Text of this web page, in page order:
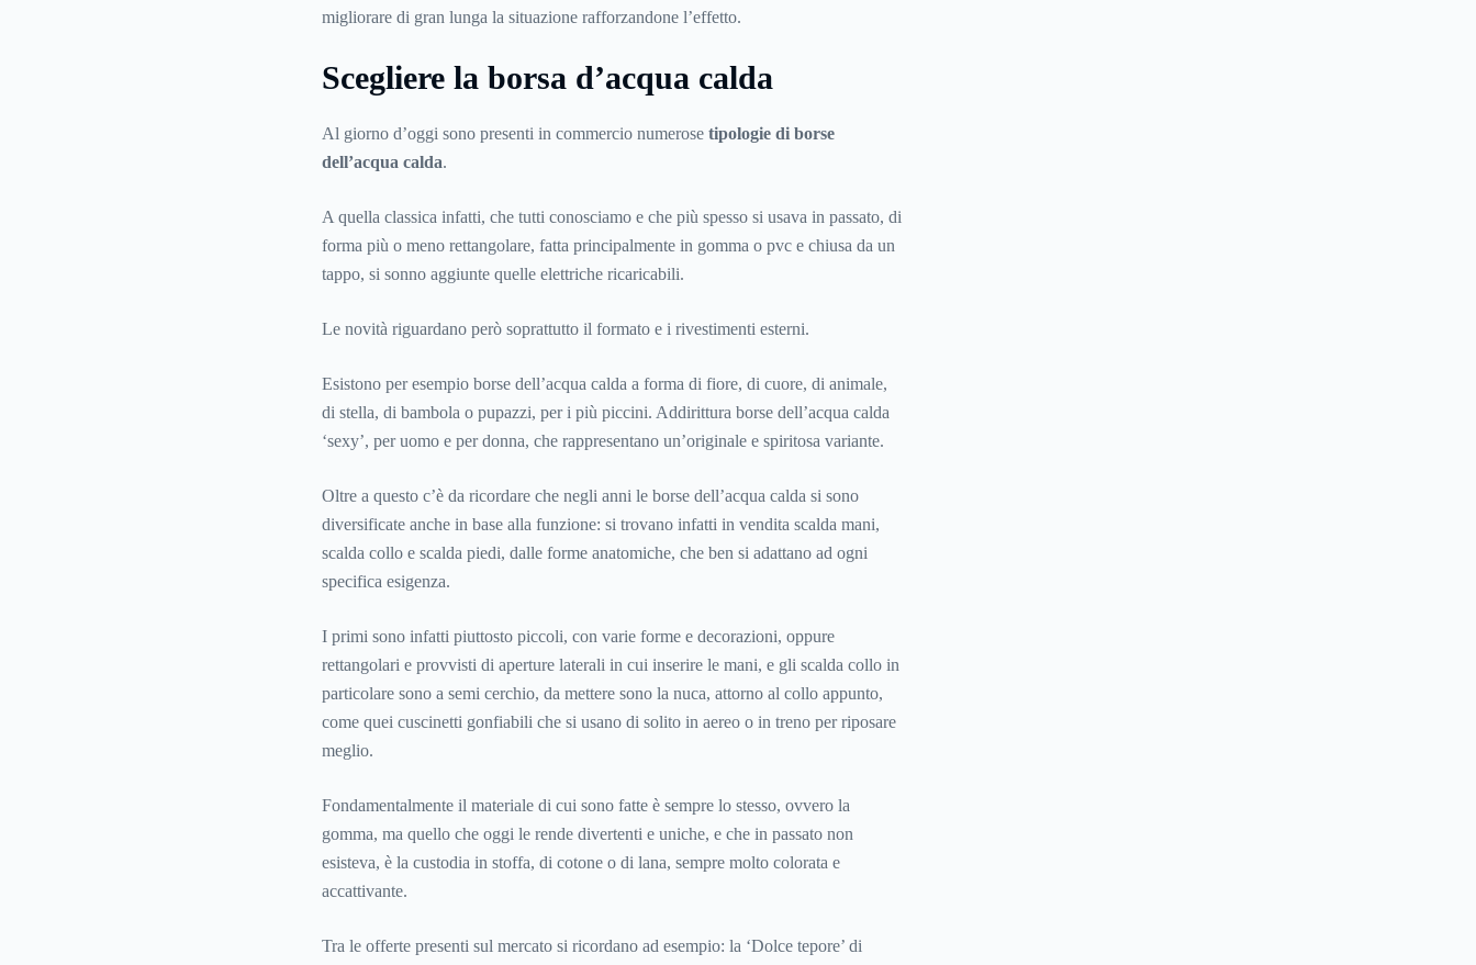
migliorare di gran lunga la situazione rafforzandone l’effetto.
Scegliere la borsa d’acqua calda
Al giorno d’oggi sono presenti in commercio numerose tipologie di borse
dell’acqua calda.
A quella classica infatti, che tutti conosciamo e che più spesso si usava in passato, di
forma più o meno rettangolare, fatta principalmente in gomma o pvc e chiusa da un
tappo, si sonno aggiunte quelle elettriche ricaricabili.
Le novità riguardano però soprattutto il formato e i rivestimenti esterni.
Esistono per esempio borse dell’acqua calda a forma di fiore, di cuore, di animale,
di stella, di bambola o pupazzi, per i più piccini. Addirittura borse dell’acqua calda
‘sexy’, per uomo e per donna, che rappresentano un’originale e spiritosa variante.
Oltre a questo c’è da ricordare che negli anni le borse dell’acqua calda si sono
diversificate anche in base alla funzione: si trovano infatti in vendita scalda mani,
scalda collo e scalda piedi, dalle forme anatomiche, che ben si adattano ad ogni
specifica esigenza.
I primi sono infatti piuttosto piccoli, con varie forme e decorazioni, oppure
rettangolari e provvisti di aperture laterali in cui inserire le mani, e gli scalda collo in
particolare sono a semi cerchio, da mettere sono la nuca, attorno al collo appunto,
come quei cuscinetti gonfiabili che si usano di solito in aereo o in treno per riposare
meglio.
Fondamentalmente il materiale di cui sono fatte è sempre lo stesso, ovvero la
gomma, ma quello che oggi le rende divertenti e uniche, e che in passato non
esisteva, è la custodia in stoffa, di cotone o di lana, sempre molto colorata e
accattivante.
Tra le offerte presenti sul mercato si ricordano ad esempio: la ‘Dolce tepore’ di